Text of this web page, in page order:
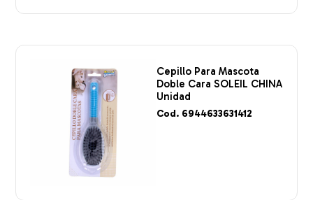
Cepillo Para Mascota
Doble Cara SOLEIL CHINA
Unidad
Cod. 6944633631412